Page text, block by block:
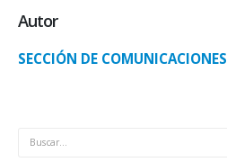
Autor
SECCIÓN DE COMUNICACIONES